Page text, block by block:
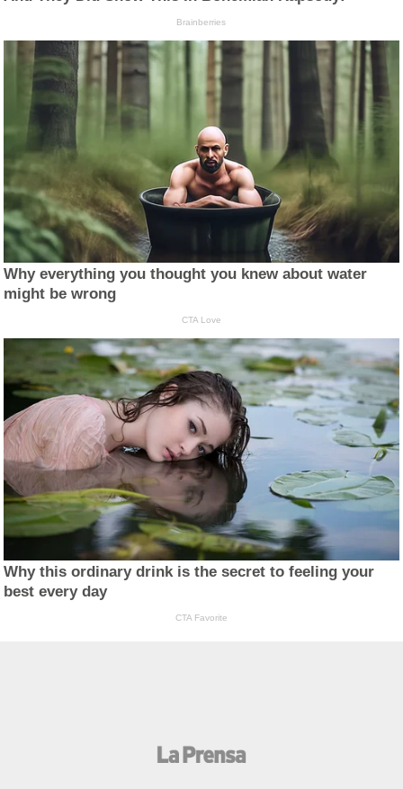
Brainberries
Why everything you thought you knew about water
might be wrong
CTA Love
Why this ordinary drink is the secret to feeling your
best every day
CTA Favorite